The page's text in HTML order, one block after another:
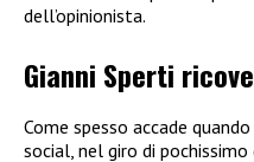
dell’opinionista.
Gianni Sperti
Come spesso accade
social, nel giro di